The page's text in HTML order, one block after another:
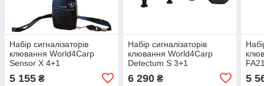
Набір сигналізаторів
клювання World4Carp
Sensor X 4+1
5 155 ₴
Набір сигналізаторів
клювання World4Carp
Detectum S 3+1
6 290₴ 5